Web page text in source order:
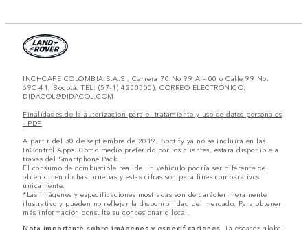
INCHCAPE COLOMBIA S.A.S., Carrera 70 No 99 A – 00 o Calle 99 No.
69C-41, Bogotá. TEL: (57-1) 4238300), CORREO ELECTRÓNICO:
DIDACOL@DIDACOL.COM
Finalidades de la autorizacion para el tratamiento y uso de datos personales
- PDF
A partir del 30 de septiembre de 2019, Spotify ya no se incluirá en las
InControl Apps. Como medio preferido por los clientes, estará disponible a
través del Smartphone Pack.
El consumo de combustible real de un vehículo podría ser diferente del
obtenido en dichas pruebas y estas cifras son para fines comparativos
únicamente.
*Las imágenes y especificaciones mostradas son de carácter meramente
ilustrativo y pueden no reflejar la disponibilidad del mercado. Para obtener
más información consulte su concesionario local.
Nota importante sobre imágenes y especificaciones.
La escasez global